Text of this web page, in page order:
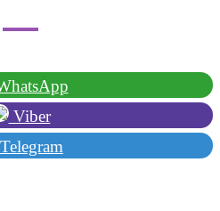
Viber
Telegram